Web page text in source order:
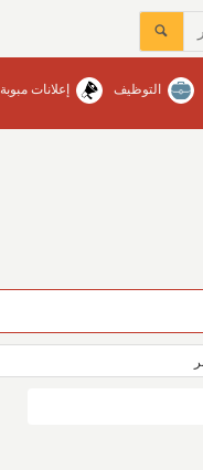
التوظيف إعلانات مبوبة